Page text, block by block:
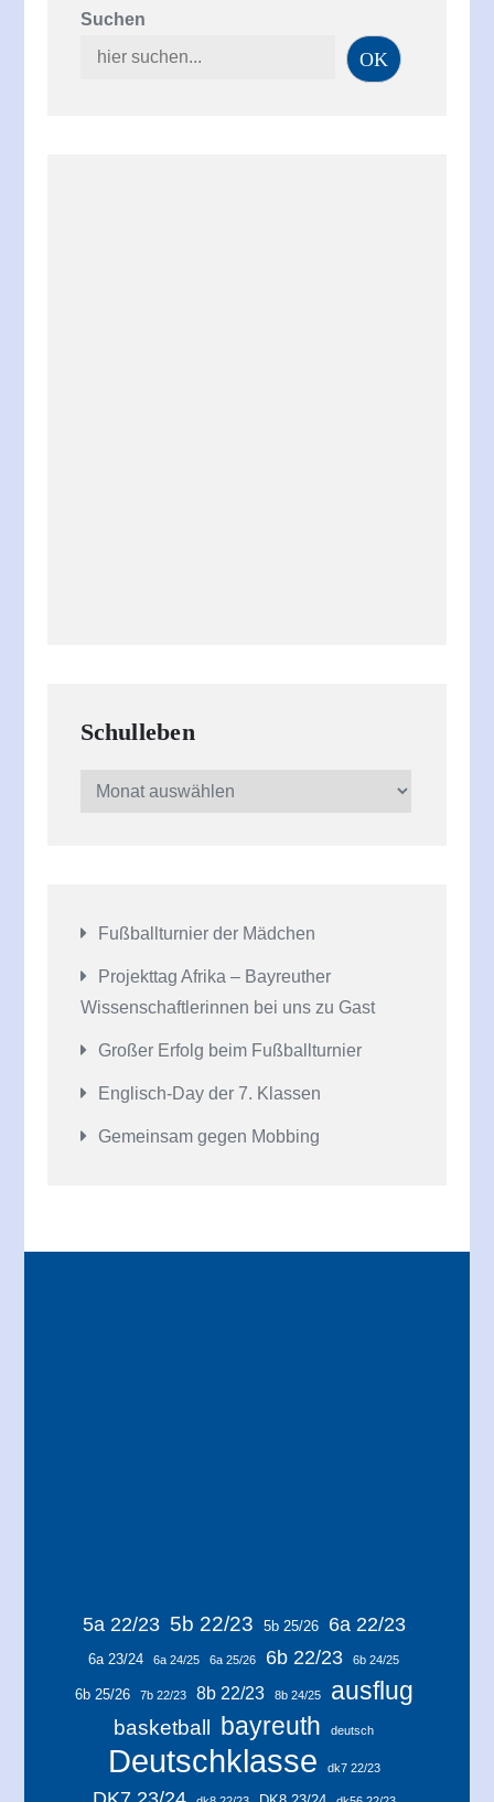
Suchen
OK
Schulleben
Schulleben
Fußballturnier der Mädchen
Projekttag Afrika – Bayreuther
Wissenschaftlerinnen bei uns zu Gast
Großer Erfolg beim Fußballturnier
Englisch-Day der 7. Klassen
Gemeinsam gegen Mobbing
5a 22/23 5b 22/23 5b 25/26 6a 22/23
6a 23/24 6a 24/25 6a 25/26 6b 22/23 6b 24/25
6b 25/26 7b 22/23 8b 22/23 8b 24/25 ausflug
basketball bayreuth deutsch
Deutschklasse dk7 22/23